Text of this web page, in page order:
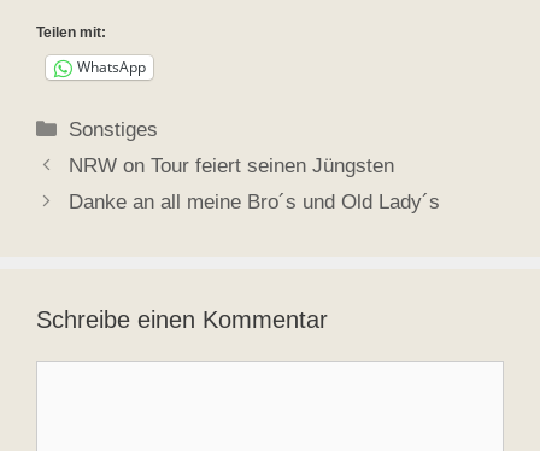
Teilen mit:
WhatsApp
Kategorien
Sonstiges
NRW on Tour feiert seinen Jüngsten
Danke an all meine Bro´s und Old Lady´s
Schreibe einen Kommentar